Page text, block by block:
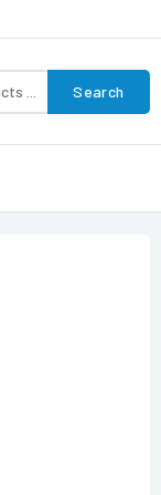
Search